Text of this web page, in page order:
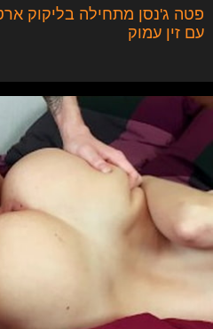
פטה ג'נסן מתחילה בליקוק
עם זין עמוק